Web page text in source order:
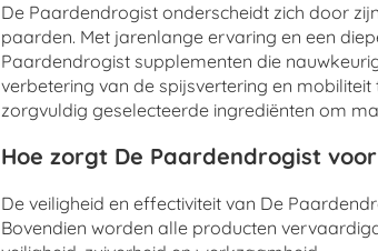
De Paardendrogist onderscheidt zich door
paarden. Met jarenlange ervaring en een
Paardendrogist supplementen die
verbetering van de spijsvertering en
zorgvuldig geselecteerde ingrediënten om
Hoe zorgt De Paardendrogist
De veiligheid en effectiviteit van De
Bovendien worden alle producten